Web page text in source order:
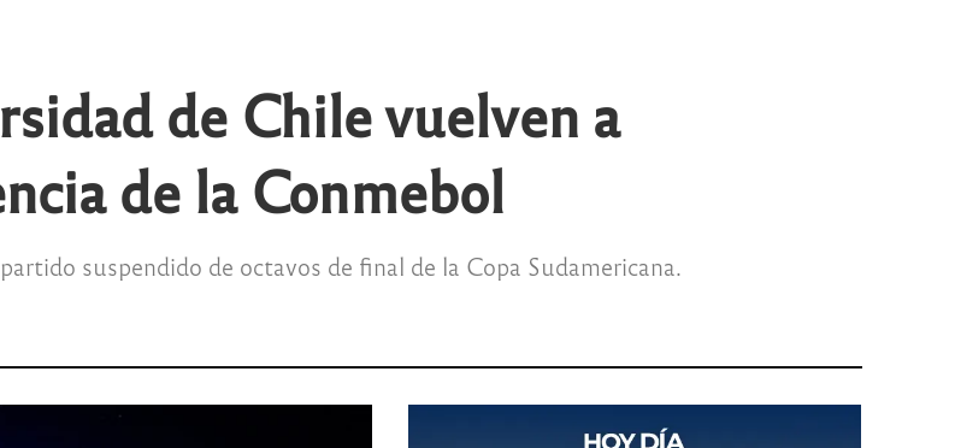
de Chile vuelven a
de la Conmebol
suspendido de octavos de final de la Copa Sudamericana.